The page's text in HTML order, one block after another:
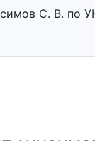
С. В. по